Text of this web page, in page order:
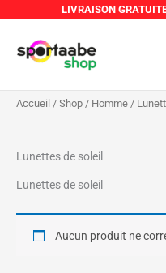
contenu
LIVRAISON
Accueil / Shop / Homme /
Lunettes de soleil
Lunettes de soleil
Aucun produit ne